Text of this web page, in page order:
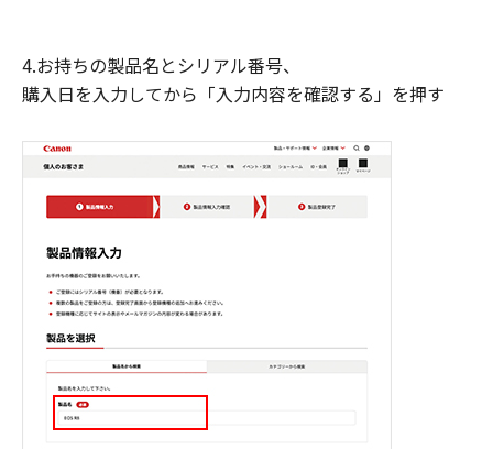
4.お持ちの製品名とシリアル番号、
購入日を入力してから「入力内容を確認する」を押す